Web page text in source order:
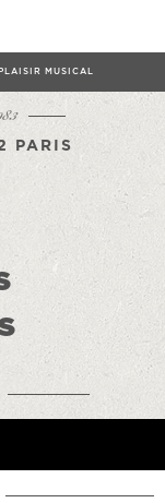
MUSICAL
PARIS